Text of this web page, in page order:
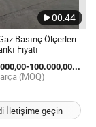
00:44
Basınç Ölçerleri
Fiyatı
$5.000,00-100.000,00 / Parça
(MOQ)
İletişime geçin